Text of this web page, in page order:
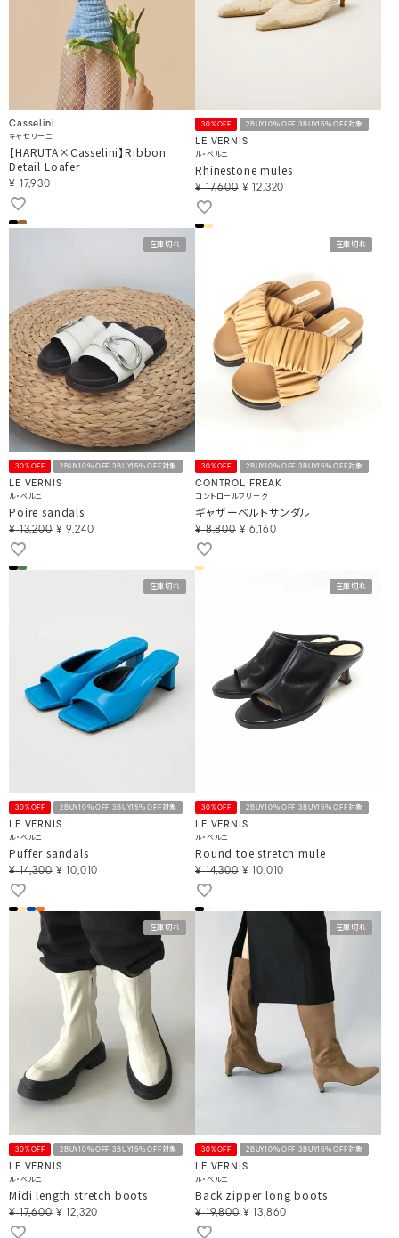
Casselini
キャセリーニ
【HARUTA×Casselini】Ribbon
Detail Loafer
¥ 17,930
30%OFF 2BUY10％OFF 3BUY15％OFF対象
LE VERNIS
ル・ベルニ
Rhinestone mules
¥ 17,600 ¥ 12,320
30%OFF 2BUY10％OFF 3BUY15％OFF対象
LE VERNIS
ル・ベルニ
Poire sandals
¥ 13,200 ¥ 9,240
在庫切れ
30%OFF 2BUY10％OFF 3BUY15％OFF対象
CONTROL FREAK
コントロールフリーク
ギャザーベルトサンダル
¥ 8,800 ¥ 6,160
在庫切れ
30%OFF 2BUY10％OFF 3BUY15％OFF対象
LE VERNIS
ル・ベルニ
Puffer sandals
¥ 14,300 ¥ 10,010
在庫切れ
30%OFF 2BUY10％OFF 3BUY15％OFF対象
LE VERNIS
ル・ベルニ
Round toe stretch mule
¥ 14,300 ¥ 10,010
在庫切れ
30%OFF 2BUY10％OFF 3BUY15％OFF対象
LE VERNIS
ル・ベルニ
Midi length stretch boots
¥ 17,600 ¥ 12,320
在庫切れ
30%OFF 2BUY10％OFF 3BUY15％OFF対象
LE VERNIS
ル・ベルニ
Back zipper long boots
¥ 19,800 ¥ 13,860
在庫切れ